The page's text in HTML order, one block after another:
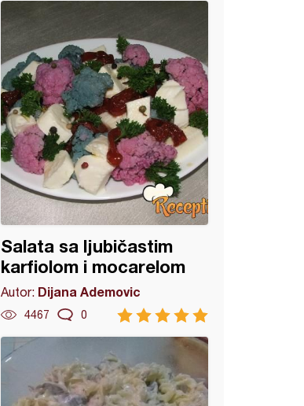
Salata sa ljubičastim
karfiolom i mocarelom
Autor: Dijana Ademovic
4467 0